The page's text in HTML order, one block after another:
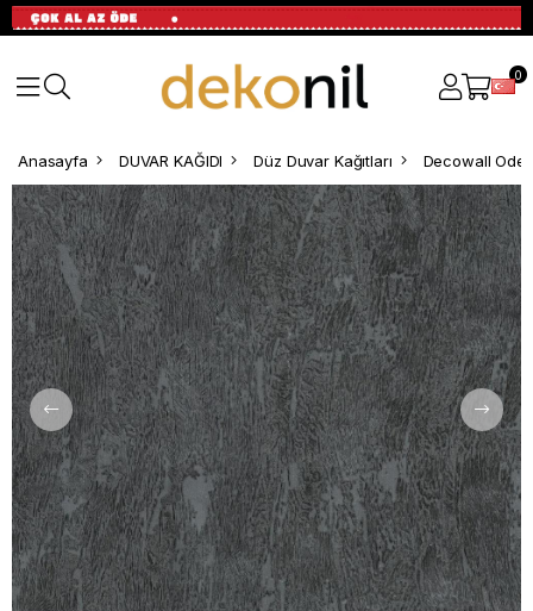
0
Anasayfa DUVAR KAĞIDI Düz Duvar Kağıtları Decowall